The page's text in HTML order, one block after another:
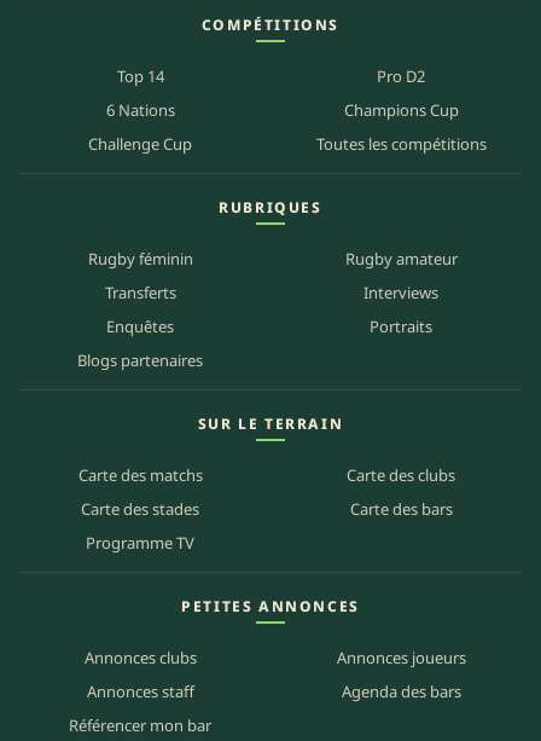
COMPÉTITIONS
Top 14
Pro D2
6 Nations
Champions Cup
Challenge Cup
Toutes les compétitions
RUBRIQUES
Rugby féminin
Rugby amateur
Transferts
Interviews
Enquêtes
Portraits
Blogs partenaires
SUR LE TERRAIN
Carte des matchs
Carte des clubs
Carte des stades
Carte des bars
Programme TV
PETITES ANNONCES
Annonces clubs
Annonces joueurs
Annonces staff
Agenda des bars
Référencer mon bar